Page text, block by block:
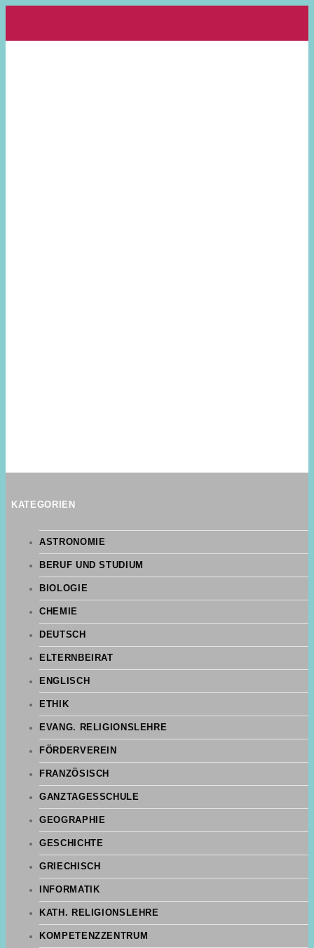
KATEGORIEN
ASTRONOMIE
BERUF UND STUDIUM
BIOLOGIE
CHEMIE
DEUTSCH
ELTERNBEIRAT
ENGLISCH
ETHIK
EVANG. RELIGIONSLEHRE
FÖRDERVEREIN
FRANZÖSISCH
GANZTAGESSCHULE
GEOGRAPHIE
GESCHICHTE
GRIECHISCH
INFORMATIK
KATH. RELIGIONSLEHRE
KOMPETENZZENTRUM